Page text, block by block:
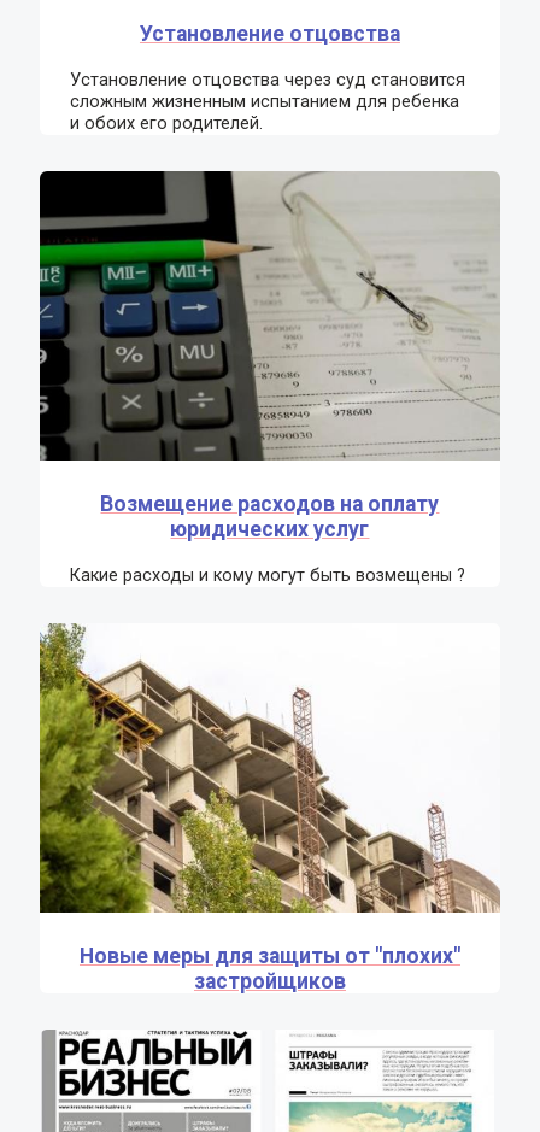
Установление отцовства
Установление отцовства через суд становится
сложным жизненным испытанием для ребенка
и обоих его родителей.
Возмещение расходов на оплату
юридических услуг
Какие расходы и кому могут быть возмещены ?
Новые меры для защиты от "плохих"
застройщиков